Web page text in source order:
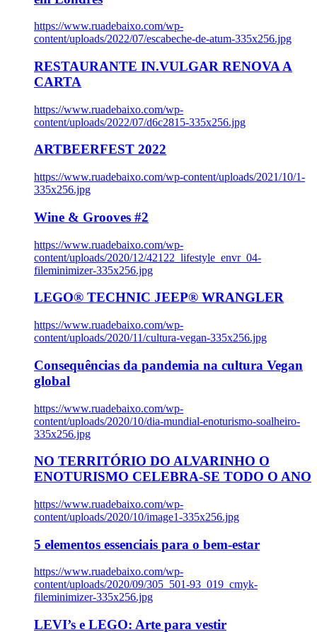
https://www.ruadebaixo.com/wp-
content/uploads/2022/07/escabeche-de-atum-335x256.jpg
RESTAURANTE IN.VULGAR RENOVA A
CARTA
https://www.ruadebaixo.com/wp-
content/uploads/2022/07/d6c2815-335x256.jpg
ARTBEERFEST 2022
https://www.ruadebaixo.com/wp-content/uploads/2021/10/1-
335x256.jpg
Wine & Grooves #2
https://www.ruadebaixo.com/wp-
content/uploads/2020/12/42122_lifestyle_envr_04-
fileminimizer-335x256.jpg
LEGO® TECHNIC JEEP® WRANGLER
https://www.ruadebaixo.com/wp-
content/uploads/2020/11/cultura-vegan-335x256.jpg
Consequências da pandemia na cultura Vegan
global
https://www.ruadebaixo.com/wp-
content/uploads/2020/10/dia-mundial-enoturismo-soalheiro-
335x256.jpg
NO TERRITÓRIO DO ALVARINHO O
ENOTURISMO CELEBRA-SE TODO O ANO
https://www.ruadebaixo.com/wp-
content/uploads/2020/10/image1-335x256.jpg
5 elementos essenciais para o bem-estar
https://www.ruadebaixo.com/wp-
content/uploads/2020/09/305_501-93_019_cmyk-
fileminimizer-335x256.jpg
LEVI’s e LEGO: Arte para vestir